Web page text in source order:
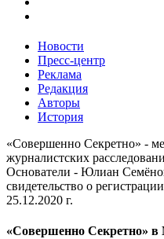
Новости
Пресс-центр
Реклама
Редакция
Авторы
История
«Совершенно Секретно» -
журналистских
Основатели - Юлиан
свидетельство о
25.12.2020 г.
«Совершенно Секретно» в